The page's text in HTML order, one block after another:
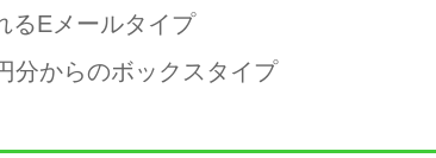
るEメールタイプ
分からのボックスタイプ